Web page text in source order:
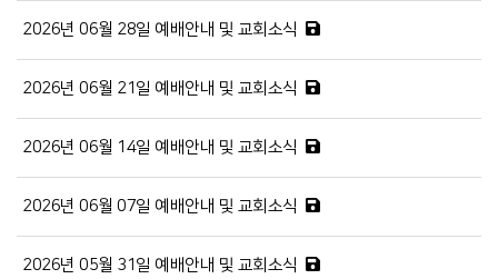
2026년 06월 28일 예배안내 및 교회소식
2026년 06월 21일 예배안내 및 교회소식
2026년 06월 14일 예배안내 및 교회소식
2026년 06월 07일 예배안내 및 교회소식
2026년 05월 31일 예배안내 및 교회소식